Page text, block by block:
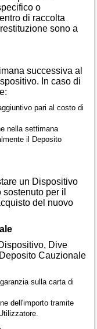
o
di raccolta
sono a
successiva al
In caso di
pari al costo di
nella settimana
il Deposito
un Dispositivo
per il
del nuovo
Dive
Cauzionale
sulla carta di
dell'importo tramite